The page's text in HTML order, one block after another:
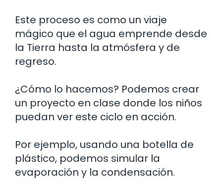
Este proceso es como un viaje
mágico que el agua emprende desde
la Tierra hasta la atmósfera y de
regreso.
¿Cómo lo hacemos? Podemos crear
un proyecto en clase donde los niños
puedan ver este ciclo en acción.
Por ejemplo, usando una botella de
plástico, podemos simular la
evaporación y la condensación.